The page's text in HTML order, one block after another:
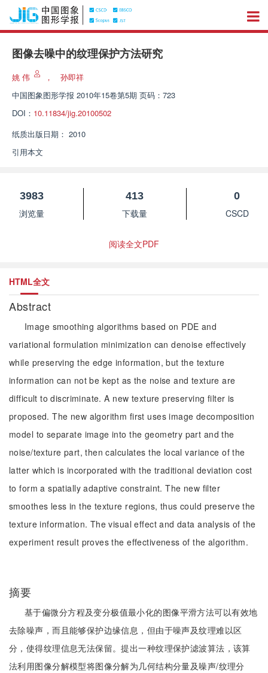
图像去噪中的纹理保护方法研究
姚 伟 ，
孙即祥
中国图象图形学报 2010年15卷第5期 页码：723
DOI： 10.11834/jig.20100502
纸质出版日期： 2010
引用本文
3983
浏览量
413
下载量
0
CSCD
阅读全文PDF
HTML全文
Abstract
Image smoothing algorithms based on PDE and
variational formulation minimization can denoise effectively
while preserving the edge information, but the texture
information can not be kept as the noise and texture are
difficult to discriminate. A new texture preserving filter is
proposed. The new algorithm first uses image decomposition
model to separate image into the geometry part and the
noise/texture part, then calculates the local variance of the
latter which is incorporated with the traditional deviation cost
to form a spatially adaptive constraint. The new filter
smoothes less in the texture regions, thus could preserve the
texture information. The visual effect and data analysis of the
experiment result proves the effectiveness of the algorithm.
摘要
基于偏微分方程及变分极值最小化的图像平滑方法可以有效地
去除噪声，而且能够保护边缘信息，但由于噪声及纹理难以区
分，使得纹理信息无法保留。提出一种纹理保护滤波算法，该算
法利用图像分解模型将图像分解为几何结构分量及噪声/纹理分